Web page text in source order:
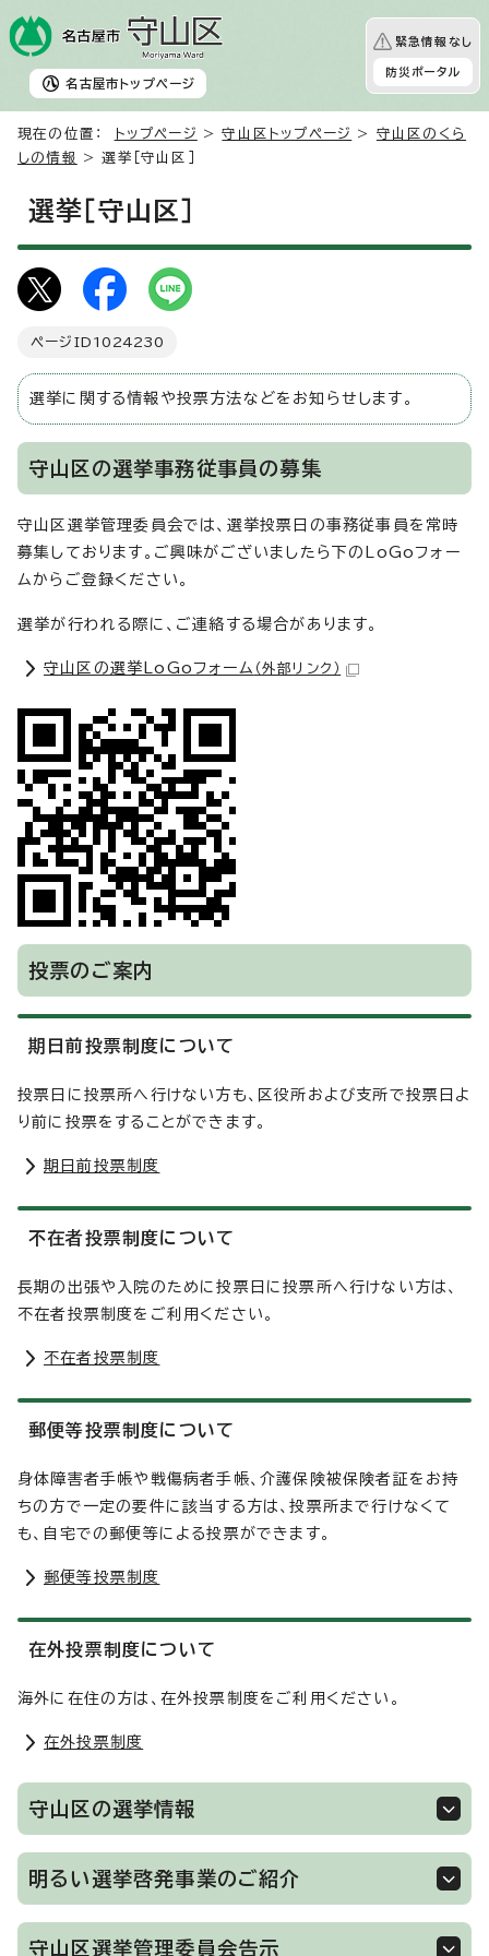
名古屋市 トップページ
緊急情報なし
防災ポータル
現在の位置： トップページ >守山区トップページ > 守山区のくら
しの情報
> 選挙［守山区］
選挙［守山区］
ページID 1024230
選挙に関する情報や投票方法などをお知らせします。
守山区の選挙事務従事員の募集
守山区選挙管理委員会では、選挙投票日の事務従事員を常時
募集しております。ご興味がございましたら下のLoGoフォー
ムからご登録ください。
選挙が行われる際に、ご連絡する場合があります。
守山区の選挙LoGoフォーム （外部リンク）
投票のご案内
期日前投票制度について
投票日に投票所へ行けない方も、区役所および支所で投票日よ
り前に投票をすることができます。
期日前投票制度
不在者投票制度について
長期の出張や入院のために投票日に投票所へ行けない方は、
不在者投票制度をご利用ください。
不在者投票制度
郵便等投票制度について
身体障害者手帳や戦傷病者手帳、介護保険被保険者証をお持
ちの方で一定の要件に該当する方は、投票所まで行けなくて
も、自宅での郵便等による投票ができます。
郵便等投票制度
在外投票制度について
海外に在住の方は、在外投票制度をご利用ください。
在外投票制度
守山区の選挙情報
明るい選挙啓発事業のご紹介
守山区選挙管理委員会告示